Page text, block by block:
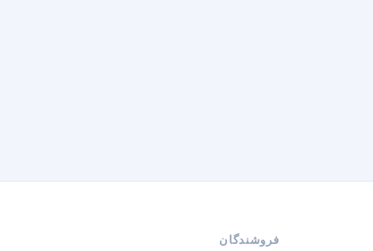
فروشندگان